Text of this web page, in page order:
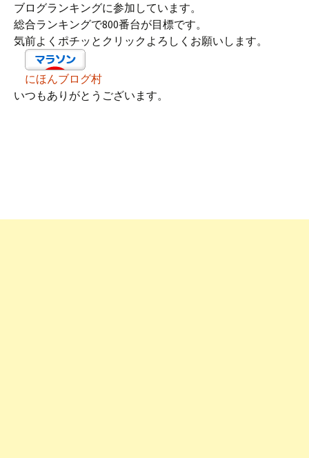
ブログランキングに参加しています。
総合ランキングで800番台が目標です。
気前よくポチッとクリックよろしくお願いします。
にほんブログ村
いつもありがとうございます。